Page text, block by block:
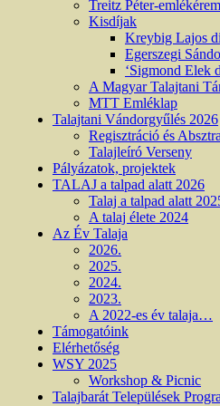
Treitz Péter-emlékérem
Kisdíjak
Kreybig Lajos
Egerszegi
‘Sigmond Elek
A Magyar Talajtani
MTT Emléklap
Talajtani Vándorgyűlés 2026
Regisztráció és
Talajleíró Verseny
Pályázatok, projektek
TALAJ a talpad alatt 2026
Talaj a talpad alatt
A talaj élete 2024
Az Év Talaja
2026.
2025.
2024.
2023.
A 2022-es év talaja…
Támogatóink
Elérhetőség
WSY 2025
Workshop & Picnic
Talajbarát Települések